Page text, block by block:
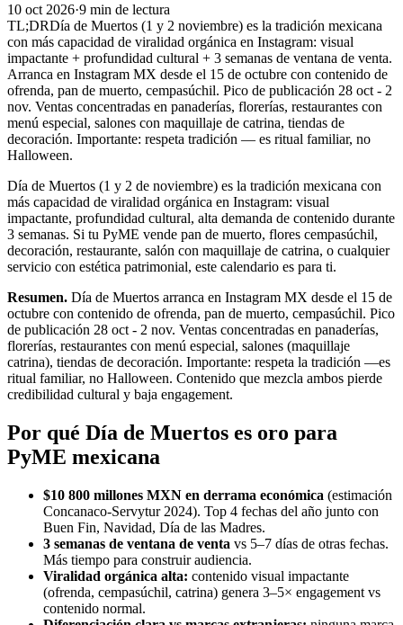
10 oct 2026·9 min de lectura
TL;DRDía de Muertos (1 y 2 noviembre) es la tradición mexicana
con más capacidad de viralidad orgánica en Instagram: visual
impactante + profundidad cultural + 3 semanas de ventana de venta.
Arranca en Instagram MX desde el 15 de octubre con contenido de
ofrenda, pan de muerto, cempasúchil. Pico de publicación 28 oct - 2
nov. Ventas concentradas en panaderías, florerías, restaurantes con
menú especial, salones con maquillaje de catrina, tiendas de
decoración. Importante: respeta tradición — es ritual familiar, no
Halloween.
Día de Muertos (1 y 2 de noviembre) es la tradición mexicana con
más capacidad de viralidad orgánica en Instagram: visual
impactante, profundidad cultural, alta demanda de contenido durante
3 semanas. Si tu PyME vende pan de muerto, flores cempasúchil,
decoración, restaurante, salón con maquillaje de catrina, o cualquier
servicio con estética patrimonial, este calendario es para ti.
Resumen. Día de Muertos arranca en Instagram MX desde el 15 de
octubre con contenido de ofrenda, pan de muerto, cempasúchil. Pico
de publicación 28 oct - 2 nov. Ventas concentradas en panaderías,
florerías, restaurantes con menú especial, salones (maquillaje
catrina), tiendas de decoración. Importante: respeta la tradición —es
ritual familiar, no Halloween. Contenido que mezcla ambos pierde
credibilidad cultural y baja engagement.
Por qué Día de Muertos es oro para
PyME mexicana
$10 800 millones MXN en derrama económica (estimación
Concanaco-Servytur 2024). Top 4 fechas del año junto con
Buen Fin, Navidad, Día de las Madres.
3 semanas de ventana de venta vs 5–7 días de otras fechas.
Más tiempo para construir audiencia.
Viralidad orgánica alta: contenido visual impactante
(ofrenda, cempasúchil, catrina) genera 3–5× engagement vs
contenido normal.